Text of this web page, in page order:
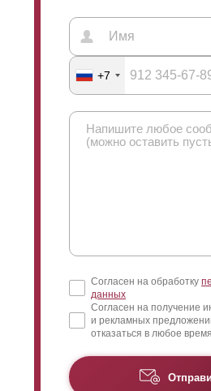
+7
Согласен на обработку
данных
Согласен на получение
и рекламных
отказаться в любое